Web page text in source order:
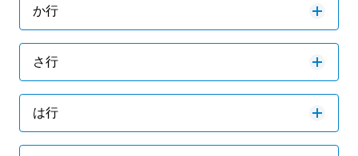
か行
さ行
は行